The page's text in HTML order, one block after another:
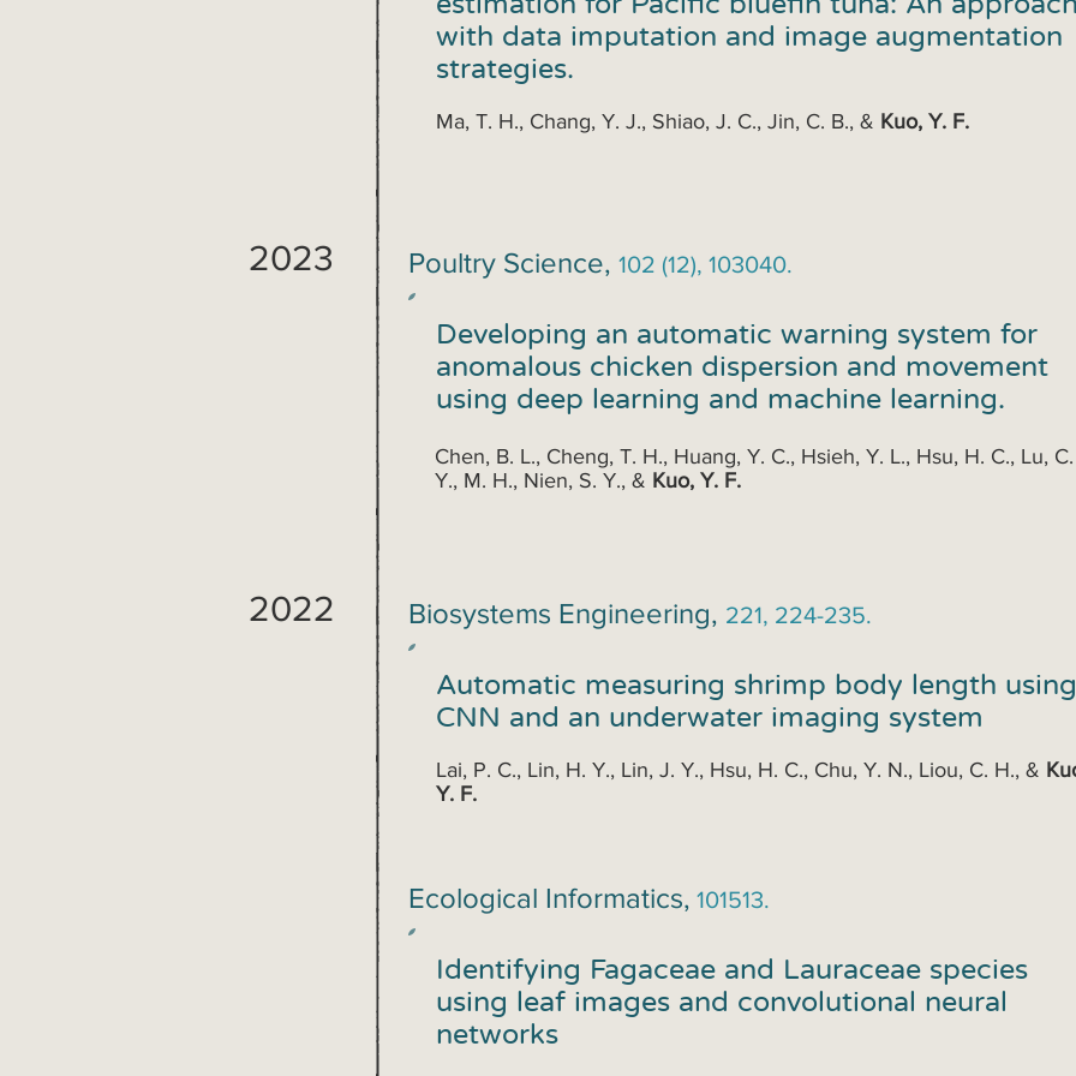
2023
2022
with data imputation and image augmentation
strategies.
Ma, T. H., Chang, Y. J., Shiao, J. C., Jin, C. B., & Kuo, Y. F.
Poultry Science, 102 (12), 103040.
Developing an automatic warning system for
anomalous chicken dispersion and movement
using deep learning and machine learning.
Chen, B. L., Cheng, T. H., Huang, Y. C., Hsieh, Y. L., Hsu, H. C., Lu, C.
Y., M. H., Nien, S. Y., & Kuo, Y. F.
Biosystems Engineering, 221, 224-235.
Automatic measuring shrimp body length using
CNN and an underwater imaging system
Lai, P. C., Lin, H. Y., Lin, J. Y., Hsu, H. C., Chu, Y. N., Liou, C. H., &
Y. F.
Ecological Informatics, 101513.
Identifying Fagaceae and Lauraceae species
using leaf images and convolutional neural
networks